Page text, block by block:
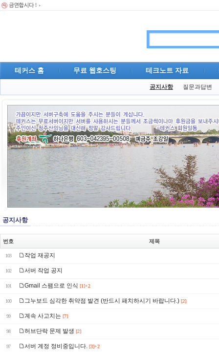
테커스 홈 무료 웹호스팅 테크노트 자료
공지사항 질문과답변
공지사항
번호 제목
103 작업 재공지
102 서버 작업 공지
101 Gmail 스팸으로 인식 [1]+2
100 그누보드 심각한 취약점 발견 (반드시 패치하시기 바랍니다.) [2]
99 계속 사고치는 [7]
98 허브단락 문제 발생 [2]
97 서버 계정 정비중입니다. [3]+2